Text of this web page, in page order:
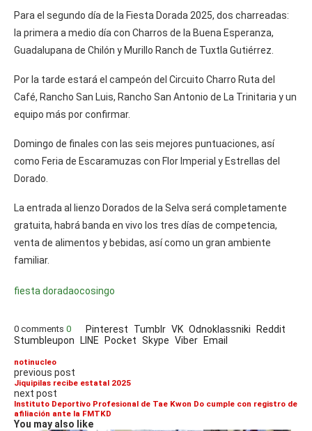
Para el segundo día de la Fiesta Dorada 2025, dos charreadas:
la primera a medio día con Charros de la Buena Esperanza,
Guadalupana de Chilón y Murillo Ranch de Tuxtla Gutiérrez.
Por la tarde estará el campeón del Circuito Charro Ruta del
Café, Rancho San Luis, Rancho San Antonio de La Trinitaria y un
equipo más por confirmar.
Domingo de finales con las seis mejores puntuaciones, así
como Feria de Escaramuzas con Flor Imperial y Estrellas del
Dorado.
La entrada al lienzo Dorados de la Selva será completamente
gratuita, habrá banda en vivo los tres días de competencia,
venta de alimentos y bebidas, así como un gran ambiente
familiar.
fiesta doradaocosingo
0 comments 0 Pinterest Tumblr VK Odnoklassniki
Reddit
Stumbleupon
LINE Pocket Skype Viber Email
notinucleo
previous post
Jiquipilas recibe estatal 2025
next post
Instituto Deportivo Profesional de Tae Kwon Do cumple con registro de
afiliación ante la FMTKD
You may also like